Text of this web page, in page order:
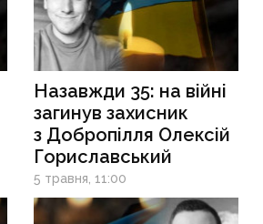
Назавжди 35: на війні
загинув захисник
з Добропілля Олексій
Гориславський
5 травня, 11:00